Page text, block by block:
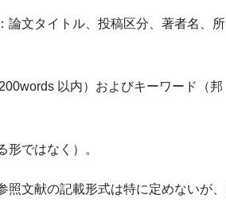
論文タイトル、投稿区分、著者名、所
以内）およびキーワード（邦
ではなく）。
文献の記載形式は特に定めないが、